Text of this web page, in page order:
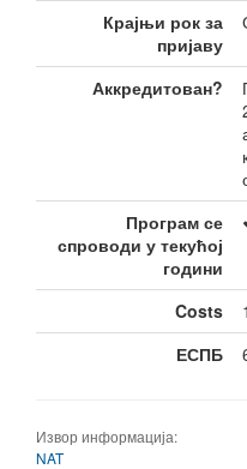
Крајњи рок за
пријаву
Аккредитован?
Програм се
спроводи у текућој
години
Costs
ЕСПБ
Извор информација:
NAT